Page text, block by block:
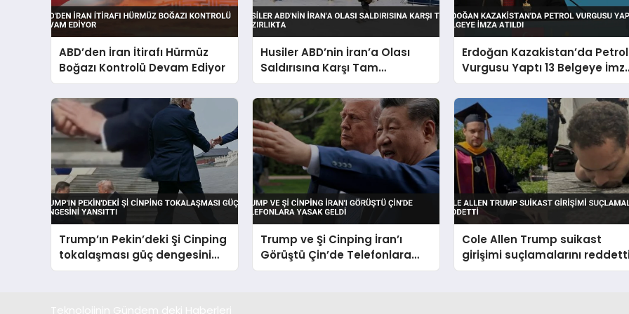
ABD’den İran İtirafı Hürmüz
Boğazı Kontrolü Devam Ediyor
Husiler ABD’nin İran’a Olası
Saldırısına Karşı Tam
Hazırlıkta
Erdoğan Kazakistan’da Petrol
Vurgusu Yaptı 13 Belgeye
Atıldı
Trump’ın Pekin’deki Şi Cinping
tokalaşması güç dengesini
yansıttı
Trump ve Şi Cinping İran’ı
Görüştü Çin’de Telefonlara
Yasak Geldi
Cole Allen Trump suikast
girişimi suçlamalarını